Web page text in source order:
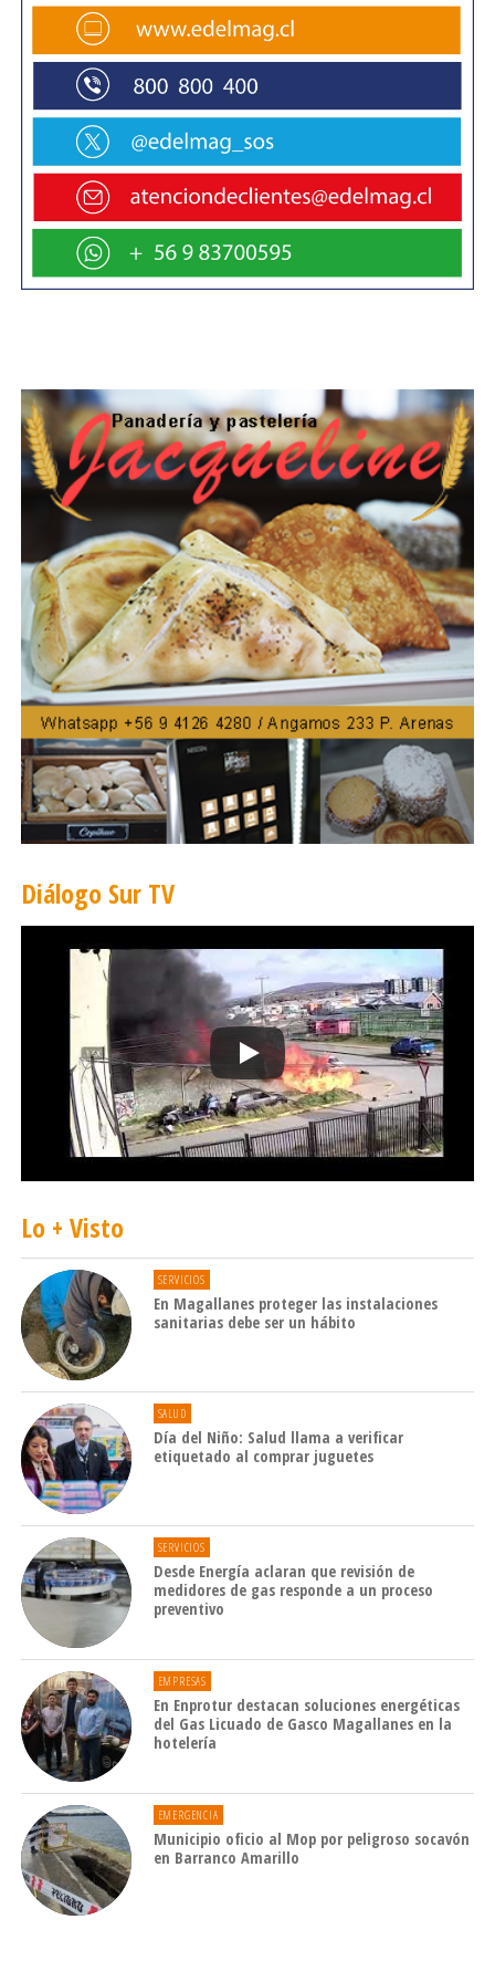
Diálogo Sur TV
Lo + Visto
SERVICIOS
En Magallanes proteger las instalaciones
sanitarias debe ser un hábito
SALUD
Día del Niño: Salud llama a verificar
etiquetado al comprar juguetes
SERVICIOS
Desde Energía aclaran que revisión de
medidores de gas responde a un proceso
preventivo
EMPRESAS
En Enprotur destacan soluciones energéticas
del Gas Licuado de Gasco Magallanes en la
hotelería
EMERGENCIA
Municipio oficio al Mop por peligroso socavón
en Barranco Amarillo